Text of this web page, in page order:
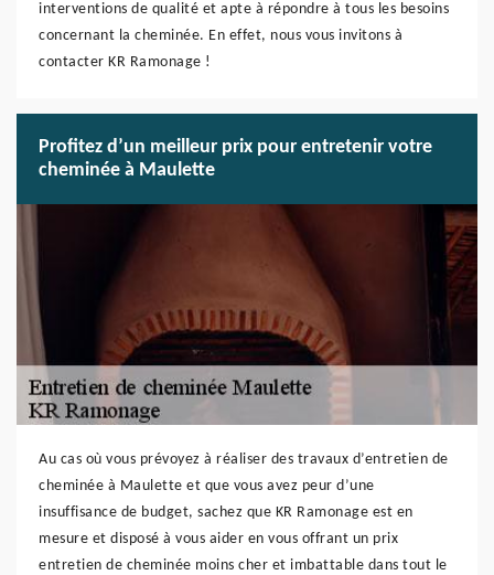
interventions de qualité et apte à répondre à tous les besoins
concernant la cheminée. En effet, nous vous invitons à
contacter KR Ramonage !
Profitez d’un meilleur prix pour entretenir votre
cheminée à Maulette
Au cas où vous prévoyez à réaliser des travaux d’entretien de
cheminée à Maulette et que vous avez peur d’une
insuffisance de budget, sachez que KR Ramonage est en
mesure et disposé à vous aider en vous offrant un prix
entretien de cheminée moins cher et imbattable dans tout le